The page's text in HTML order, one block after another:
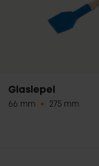
Glaslepel
66 mm 275 mm